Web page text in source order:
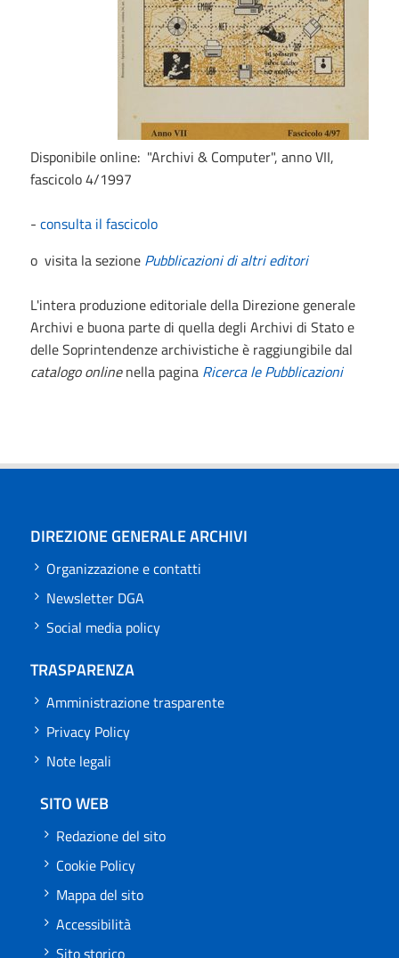
Disponibile online: "Archivi & Computer", anno VII,
fascicolo 4/1997
- consulta il fascicolo
o visita la sezione Pubblicazioni di altri editori
L'intera produzione editoriale della Direzione generale
Archivi e buona parte di quella degli Archivi di Stato e
delle Soprintendenze archivistiche è raggiungibile dal
catalogo onlinenella pagina Ricerca le Pubblicazioni
DIREZIONE GENERALE ARCHIVI
Organizzazione e contatti
Newsletter DGA
Social media policy
TRASPARENZA
Amministrazione trasparente
Privacy Policy
Note legali
SITO WEB
Redazione del sito
Cookie Policy
Mappa del sito
Accessibilità
Sito storico